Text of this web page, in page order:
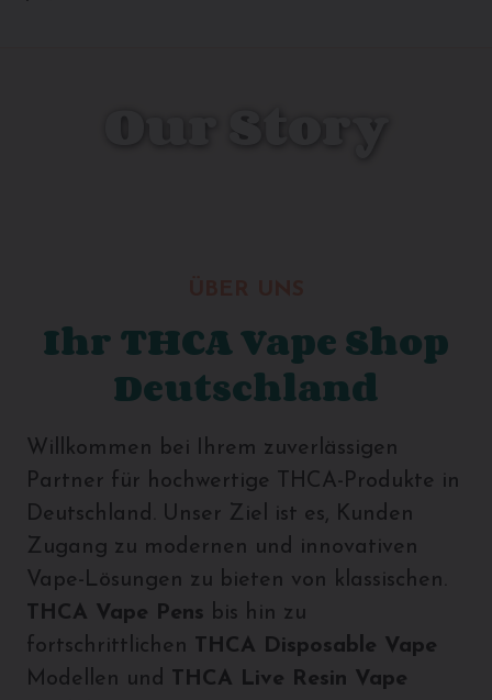
Ihr THCA Vape Shop
Deutschland
Willkommen bei Ihrem zuverlässigen
Partner für hochwertige THCA-Produkte in
Deutschland. Unser Ziel ist es, Kunden
Zugang zu modernen und innovativen
Vape-Lösungen zu bieten von klassischen.
THCA Vape Pens bis hin zu
fortschrittlichen THCA Disposable Vape
Modellen und THCA Live Resin Vape